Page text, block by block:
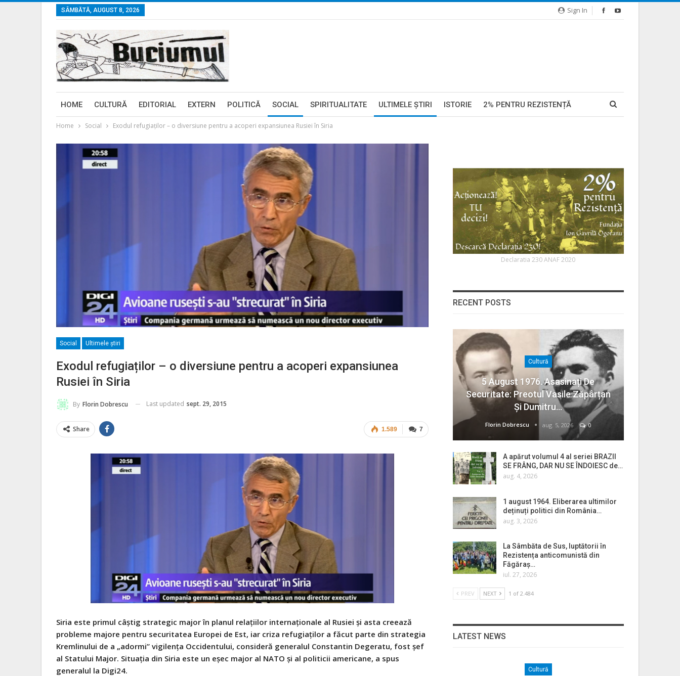
Sign In
SÂMBĂTĂ, AUGUST 8, 2026
HOME CULTURĂ EDITORIAL EXTERN POLITICĂ SOCIAL SPIRITUALITATE ULTIMELE ŞTIRI ISTORIE 2% PENTRU REZISTENȚĂ
Home Social Exodul refugiaților – o diversiune pentru a acoperi expansiunea Rusiei în Siria
Social Ultimele ştiri
Exodul refugiaților – o diversiune pentru a acoperi expansiunea
Rusiei în Siria
By Florin Dobrescu Last updated sept. 29, 2015
7
1.589
Share
Siria este primul câștig strategic major în planul relațiilor internaționale al Rusiei și asta creează
probleme majore pentru securitatea Europei de Est, iar criza refugiaților a făcut parte din strategia
Kremlinului de a „adormi” vigilența Occidentului, consideră generalul Constantin Degeratu, fost șef
al Statului Major. Situația din Siria este un eșec major al NATO și al politicii americane, a spus
generalul la Digi24.
Declaratia 230 ANAF 2020
RECENT POSTS
Cultură
5 August 1976. Asasinați De
Securitate: Preotul Vasile Zăpârțan
Și Dumitru…
Florin Dobrescu aug. 5, 2026 0
A apărut volumul 4 al seriei BRAZII
SE FRÂNG, DAR NU SE ÎNDOIESC de…
aug. 4, 2026
1 august 1964. Eliberarea ultimilor
deținuți politici din România…
aug. 3, 2026
La Sâmbăta de Sus, luptătorii în
Rezistența anticomunistă din
Făgăraș…
iul. 27, 2026
PREV NEXT 1 of 2.484
LATEST NEWS
Cultură